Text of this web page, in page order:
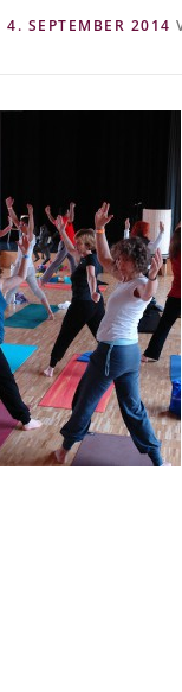
4. SEPTEMBER 2014